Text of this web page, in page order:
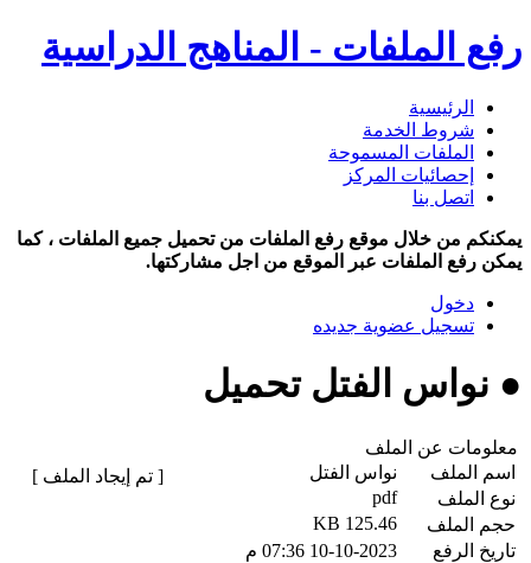
رفع الملفات - المناهج الدراسية
الرئيسية
شروط الخدمة
الملفات المسموحة
إحصائيات المركز
اتصل بنا
يمكنكم من خلال موقع رفع الملفات من تحميل جميع الملفات ، كما
يمكن رفع الملفات عبر الموقع من اجل مشاركتها.
دخول
تسجيل عضوية جديده
● نواس الفتل تحميل
معلومات عن الملف
اسم الملف
نواس الفتل
نوع الملف
pdf
حجم الملف
125.46 KB
تاريخ الرفع
10-10-2023 07:36 م
[ تم إيجاد الملف ]